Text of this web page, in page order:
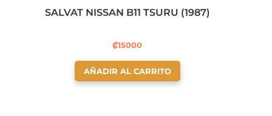
SALVAT NISSAN B11 TSURU (1987)
₡15000
AÑADIR AL CARRITO